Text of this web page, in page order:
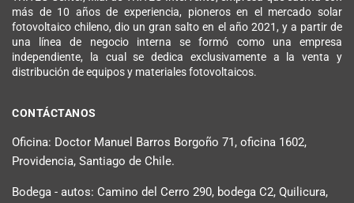
más de 10 años de experiencia, pioneros en el mercado solar
fotovoltaico chileno, dio un gran salto en el año 2021, y a partir de
una línea de negocio interna se formó como una empresa
independiente, la cual se dedica exclusivamente a la venta y
distribución de equipos y materiales fotovoltaicos.
CONTÁCTANOS
Oficina: Doctor Manuel Barros Borgoño 71, oficina 1602,
Providencia, Santiago de Chile.
Bodega - autos: Camino del Cerro 290, bodega C2, Quilicura,